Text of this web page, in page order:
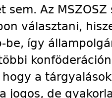
sem. Az
választani,
be, így
a
jogos, de